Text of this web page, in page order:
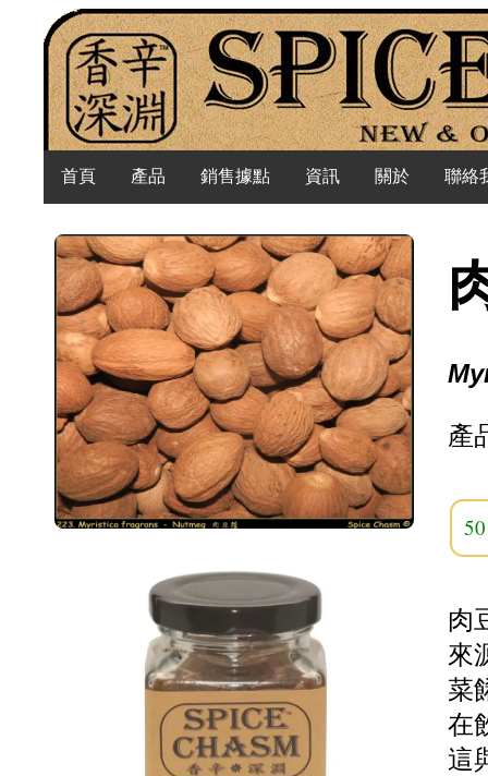
首頁 產品 銷售據點 資訊 關於 聯絡
產
肉
來
菜
在
這